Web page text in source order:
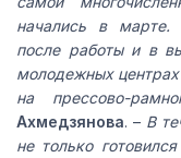
начались в марте.
после работы и в
молодежных
на прессово-
Ахмедзянова. – В
не только